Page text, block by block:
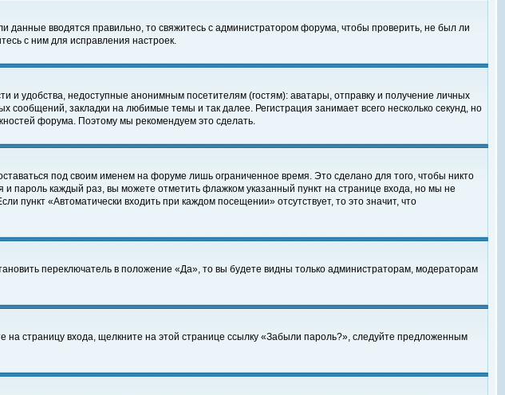
данные вводятся правильно, то свяжитесь с администратором форума, чтобы проверить, не был ли
с ним для исправления настроек.
удобства, недоступные анонимным посетителям (гостям): аватары, отправку и получение личных
закладки на любимые темы и так далее. Регистрация занимает всего несколько секунд, но
форума. Поэтому мы рекомендуем это сделать.
под своим именем на форуме лишь ограниченное время. Это сделано для того, чтобы никто
и пароль каждый раз, вы можете отметить флажком указанный пункт на странице входа, но мы не
пункт «Автоматически входить при каждом посещении» отсутствует, то это значит, что
переключатель в положение «Да», то вы будете видны только администраторам, модераторам
страницу входа, щелкните на этой странице ссылку «Забыли пароль?», следуйте предложенным